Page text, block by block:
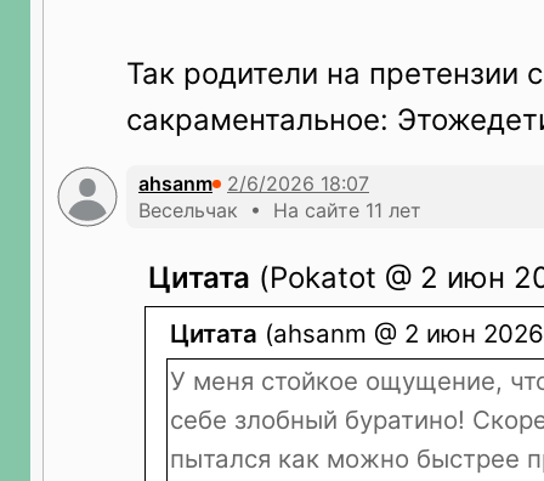
Так родители на претензии
сакраментальное:
ahsanm
Весельчак • На сайте 11 лет
Цитата (Pokatot @ 2 июн
Цитата (ahsanm @ 2 июн
У меня стойкое ощущение,
себе злобный буратино!
пытался как можно быстрее